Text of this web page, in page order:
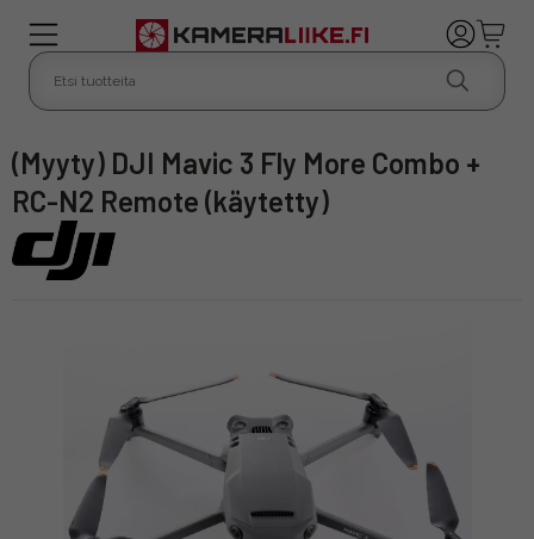
(Myyty) DJI Mavic 3 Fly More Combo +
RC-N2 Remote (käytetty)